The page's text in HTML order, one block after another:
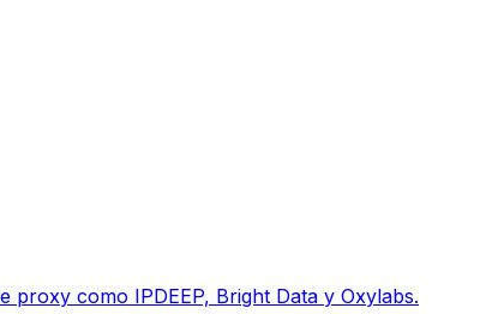
proxy como IPDEEP, Bright Data y Oxylabs.